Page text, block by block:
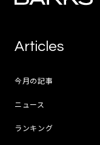
Articles
今月の記事
ニュース
ランキング